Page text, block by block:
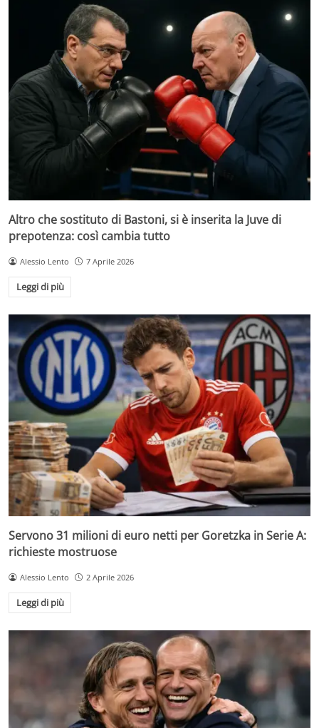
Altro che sostituto di Bastoni, si è inserita la Juve di
prepotenza: così cambia tutto
Alessio Lento 7 Aprile 2026
Leggi di più
Servono 31 milioni di euro netti per Goretzka in Serie A:
richieste mostruose
Alessio Lento 2 Aprile 2026
Leggi di più